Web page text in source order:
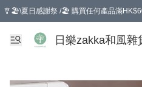
🎐🏖️\夏日感謝祭 /🏖️ 購買任何產品滿
選擇GoGoX住宅/工商地址配送，單一訂
日樂zakka和風雜